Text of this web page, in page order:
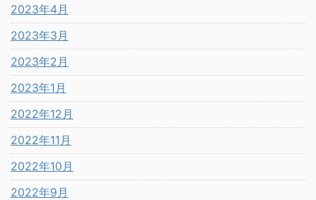
2023年4月
2023年3月
2023年2月
2023年1月
2022年12月
2022年11月
2022年10月
2022年9月